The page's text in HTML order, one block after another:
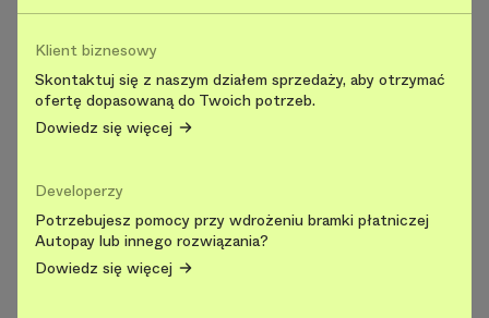
Klient biznesowy
Skontaktuj się z naszym działem sprzedaży, aby otrzymać
ofertę dopasowaną do Twoich potrzeb.
Dowiedz się więcej
Developerzy
Potrzebujesz pomocy przy wdrożeniu bramki płatniczej
Autopay lub innego rozwiązania?
Dowiedz się więcej